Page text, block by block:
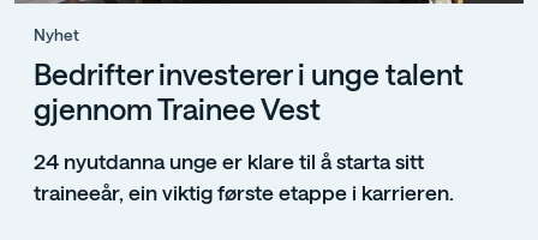
Nyhet
Bedrifter investerer i unge talent
gjennom Trainee Vest
24 nyutdanna unge er klare til å starta sitt
traineeår, ein viktig første etappe i karrieren.